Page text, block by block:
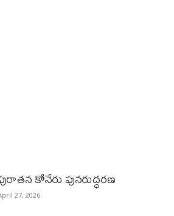
కోనేరు పున‌రుద్ధ‌ర‌ణ
27, 2026